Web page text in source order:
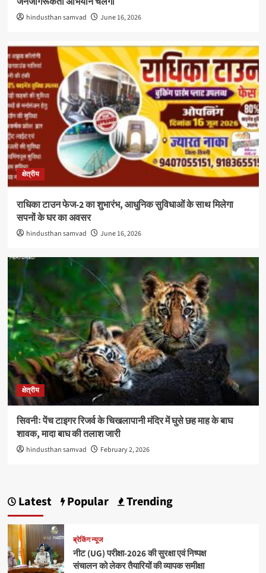
hindusthan samvad June 16, 2026
क्षेत्रीय
राधिका टाउन फेज-2 का शुभारंभ, आधुनिक सुविधाओं के साथ मिलेगा
सपनों के घर का अवसर
hindusthan samvad June 16, 2026
क्षेत्रीय
सिवनीः पेंच टाइगर रिजर्व के चिखलापानी मंदिर में घुसे छह माह के बाघ
शावक, मादा बाघ की तलाश जारी
hindusthan samvad February 2, 2026
Latest Popular Trending
ब्रेकिंग न्यूज
नीट (UG) परीक्षा-2026 की सुरक्षा एवं निष्पक्ष
संचालन को लेकर तैयारियों की व्यापक समीक्षा